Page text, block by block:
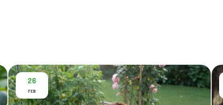
26
FEB